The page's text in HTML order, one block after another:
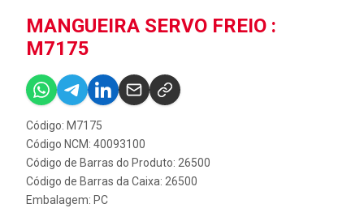
MANGUEIRA SERVO FREIO :
M7175
Código: M7175
Código NCM: 40093100
Código de Barras do Produto: 26500
Código de Barras da Caixa: 26500
Embalagem: PC